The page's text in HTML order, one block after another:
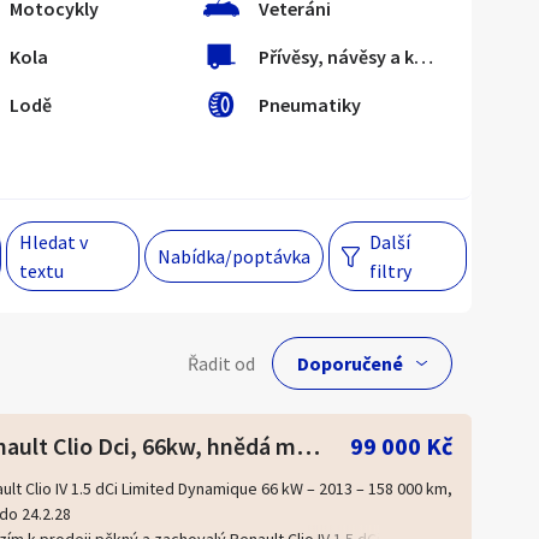
Motocykly
Veteráni
Kola
Přívěsy, návěsy a karavany
Lodě Pneumatiky
cena
Hlavní město Praha
Hledat v
textu
Nabídka/poptávka
Další
filtry
Řadit od
Renault Clio Dci, 66kw, hnědá metalíza-99 000 kč 99 000 Kč
Clio IV 1.5 dCi Limited Dynamique 66 kW – 2013 – 158 000 km,
24.2.28
Hlavní město Praha
Jihomoravský kraj
s personalizací nabídek, zasíláním
materiálů a upozornění.